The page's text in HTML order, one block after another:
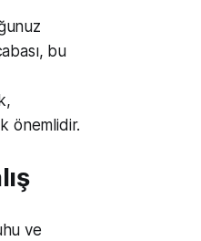
bu
önemlidir.
ve